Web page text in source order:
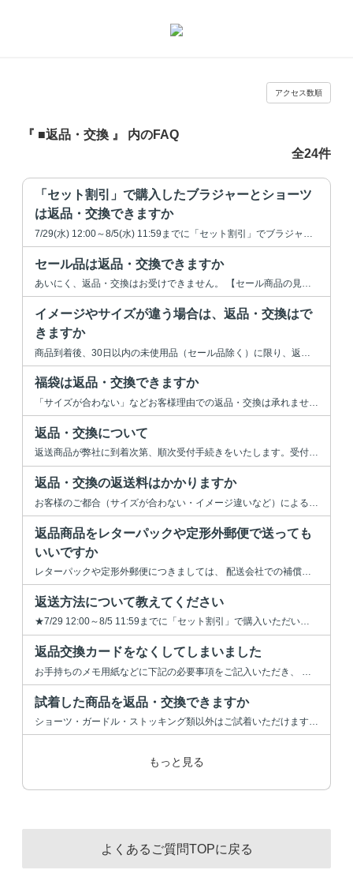
アクセス数順
『 ■返品・交換 』 内のFAQ
全24件
「セット割引」で購入したブラジャーとショーツ
は返品・交換できますか
7/29(水) 12:00～8/5(水) 11:59までに「セット割引」でブラジャーとショーツ...
セール品は返品・交換できますか
あいにく、返品・交換はお受けできません。 【セール商品の見方】 ・商品ページでカラーを...
イメージやサイズが違う場合は、返品・交換はで
きますか
福袋は返品・交換できますか
「サイズが合わない」などお客様理由での返品・交換は承れません。 不良品があった場...
返品・交換について
返送商品が弊社に到着次第、順次受付手続きをいたします。受付までは7日前後かかります。 手続き...
返品・交換の返送料はかかりますか
返品商品をレターパックや定形外郵便で送っても
いいですか
レターパックや定形外郵便につきましては、 配送会社での補償制度がないため、ご返品の際の送付手...
返送方法について教えてください
★7/29 12:00～8/5 11:59までに「セット割引」で購入いただいたブラジャーとショ...
返品交換カードをなくしてしまいました
お手持ちのメモ用紙などに下記の必要事項をご記入いただき、 商品とともにお送りください...
試着した商品を返品・交換できますか
ショーツ・ガードル・ストッキング類以外はご試着いただけます。 ご試着の際には、柔軟剤・タバコ...
もっと見る
よくあるご質問TOPに戻る